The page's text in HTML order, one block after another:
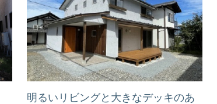
明るいリビングと大きなデッキのあ